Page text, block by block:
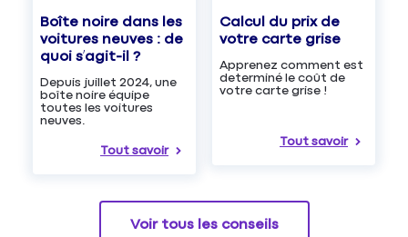
Boîte noire dans les
voitures neuves : de
quoi s’agit-il ?
Depuis juillet 2024, une
boîte noire équipe
toutes les voitures
neuves.
Tout savoir
Calcul du prix de
votre carte grise
Apprenez comment est
determiné le coût de
votre carte grise !
Tout savoir
Voir tous les conseils